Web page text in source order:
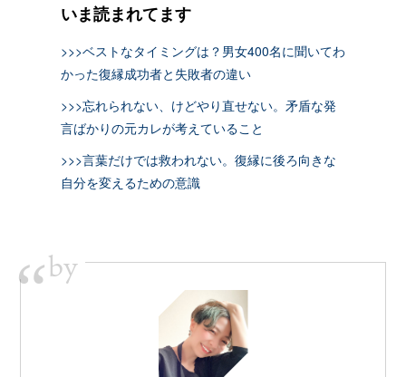
いま読まれてます
>>>ベストなタイミングは？男女400名に聞いてわ
かった復縁成功者と失敗者の違い
>>>忘れられない、けどやり直せない。矛盾な発
言ばかりの元カレが考えていること
>>>言葉だけでは救われない。復縁に後ろ向きな
自分を変えるための意識
“by